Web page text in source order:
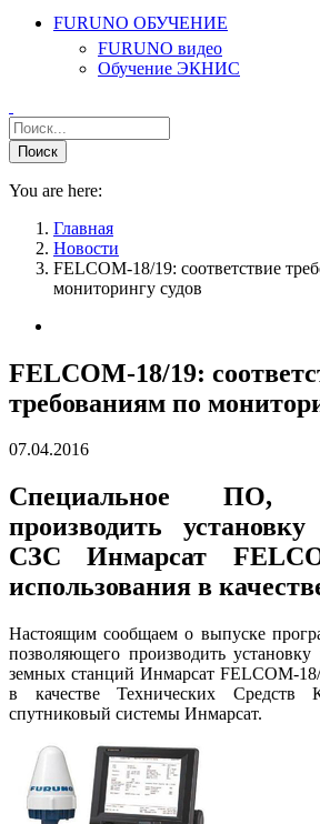
FURUNO ОБУЧЕНИЕ
FURUNO видео
Обучение ЭКНИС
You are here:
Главная
Новости
FELCOM-18/19: соответствие
мониторингу судов
FELCOM-18/19:
требованиям по
07.04.2016
Специальное ПО,
производить
СЗС Инмарсат
использования в
Настоящим сообщаем о выпуске
позволяющего производить
земных станций Инмарсат FELCOM-
в качестве Технических Средств
спутниковый системы Инмарсат.